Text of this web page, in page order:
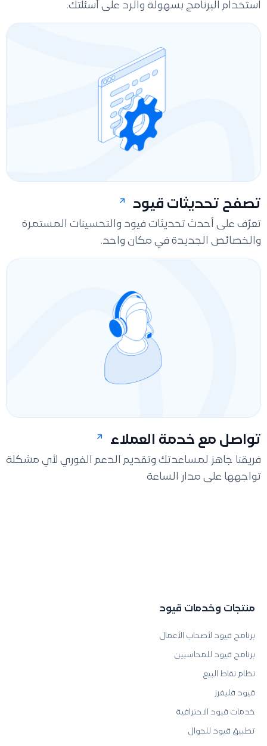
استخدام البرنامج بسهولة والرد على أسئلتك.
تصفح تحديثات قيود
تعرّف على أحدث تحديثات فيود والتحسينات المستمرة
والخصائص الجديدة في مكان واحد.
تواصل مع خدمة العملاء
فريقنا جاهز لمساعدتك وتقديم الدعم الفوري لأي مشكلة
تواجهها على مدار الساعة
منتجات وخدمات قيود
برنامج قيود لأصحاب الأعمال
برنامج قيود للمحاسبين
نظام نقاط البيع
قيود فليفرز
خدمات قيود الاحترافية
تطبيق قيود للجوال